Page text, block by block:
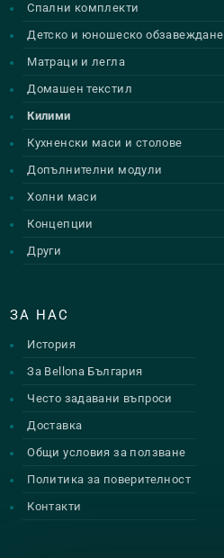
Спални комплекти
Детско и юношеско обзавеждане
Матраци и легла
Домашен текстил
Килими
Кухненски маси и столове
Допълнителни модули
Холни маси
Концепции
Други
ЗА НАС
История
За Bellona България
Често задавани въпроси
Доставка
Общи условия за ползване
Политика за поверителност
Контакти